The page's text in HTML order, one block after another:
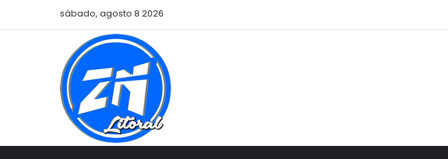
sábado, agosto 8 2026